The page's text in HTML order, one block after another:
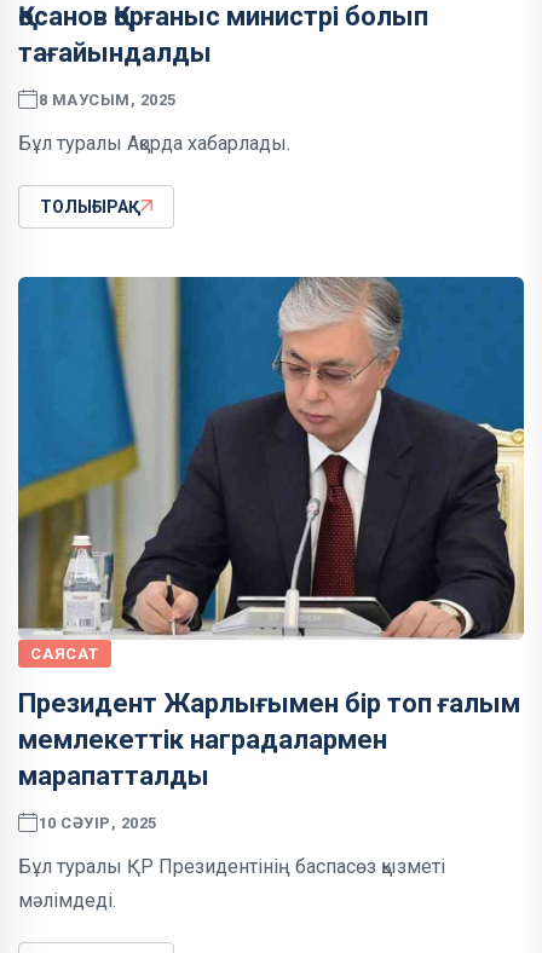
Қосанов Қорғаныс министрі болып
тағайындалды
8 МАУСЫМ, 2025
Бұл туралы Ақорда хабарлады.
ТОЛЫҒЫРАҚ
САЯСАТ
Президент Жарлығымен бір топ ғалым
мемлекеттік наградалармен
марапатталды
10 СӘУІР, 2025
Бұл туралы ҚР Президентінің баспасөз қызметі
мәлімдеді.